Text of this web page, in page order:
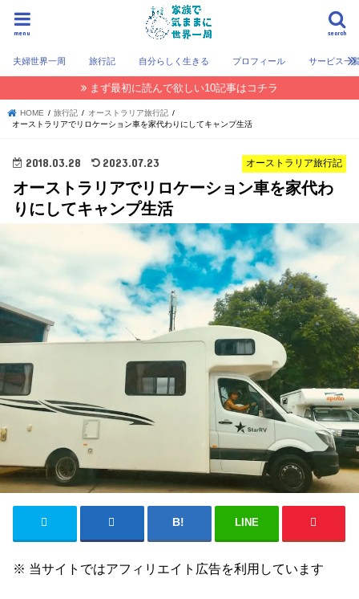
search
menu
夫婦世界一周 旅行記 自分らしく生きる プロフィール サービス一
まず最初に読んで欲しい10記事はコチラ
HOME 旅行記
オーストラリア旅行記
オーストラリアでリロケーション車を家代わりにしてキャンプ生活
オーストラリア旅行記
2018.03.28 2023.07.23
オーストラリアでリロケーション車を家代わ
りにしてキャンプ生活
LINE
※ 当サイトではアフィリエイト広告を利用しています